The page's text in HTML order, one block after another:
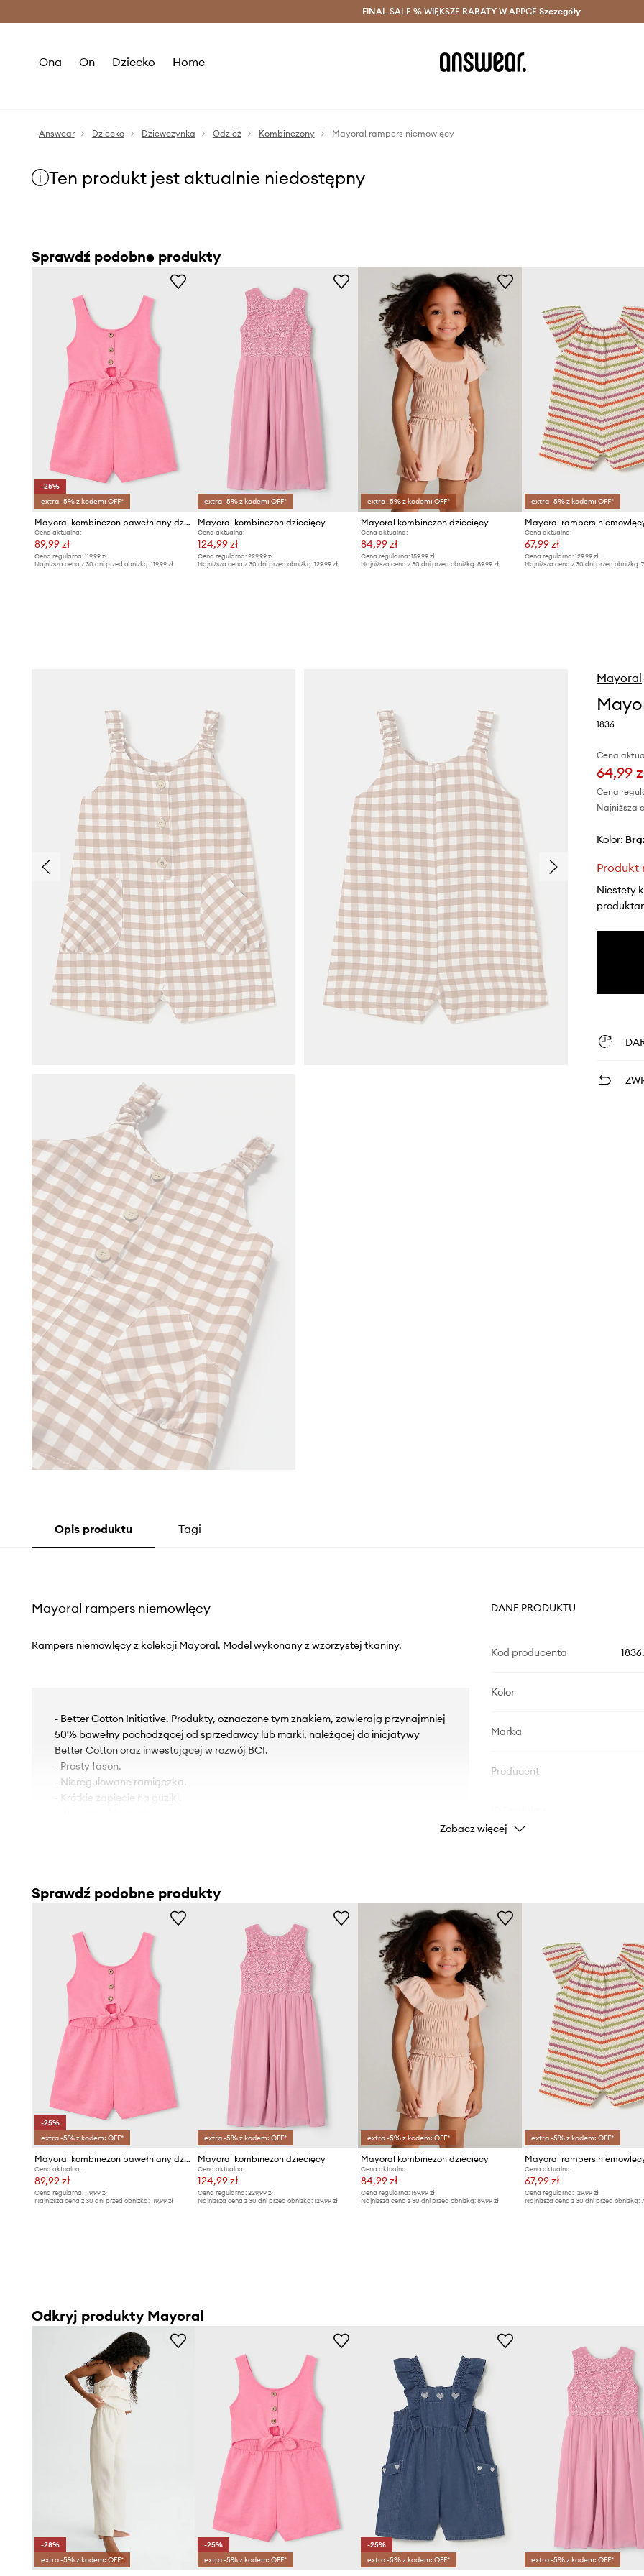
Oszczędzaj z Answear Club > Dostawa nawet w 24h >
FINAL SALE % WIĘKSZE RABATY W APPCE Szczegóły
Ona On Dziecko Home
Answear Dziecko Dziewczynka Odzież Kombinezony Mayoral rampers niemowlęcy
Ten produkt jest aktualnie niedostępny
Sprawdź podobne produkty
-25%
extra -5% z kodem: OFF*
Mayoral kombinezon bawełniany dziecięcy
Cena aktualna:
89,99 zł
Cena regularna: 119,99 zł
Najniższa cena z 30 dni przed obniżką: 119,99 zł
extra -5% z kodem: OFF*
Mayoral kombinezon dziecięcy
Cena aktualna:
124,99 zł
Cena regularna:229,99 zł
Najniższa cena z 30 dni przed obniżką:129,99 zł
extra -5% z kodem: OFF*
Mayoral kombinezon dziecięcy
Cena aktualna:
84,99 zł
Cena regularna: 159,99 zł
Najniższa cena z 30 dni przed obniżką: 89,99 zł
extra -5% z kodem: OFF*
Mayoral rampers
Cena aktualna:
67,99 zł
Cena regularna: 129,99 zł
Najniższa cena z 30 dni przed obniżką:
Mayoral
1836
Cena
64,99
Cena
Najniższa
Kolor:
Produkt
Niestety
Opis produktu Tagi
Mayoral rampers niemowlęcy
Rampers niemowlęcy z kolekcji Mayoral. Model wykonany z wzorzystej tkaniny.
- Better Cotton Initiative. Produkty, oznaczone tym znakiem, zawierają przynajmniej
50% bawełny pochodzącej od sprzedawcy lub marki, należącej do inicjatywy
Better Cotton oraz inwestującej w rozwój BCI.
- Prosty fason.
- Nieregulowane ramiączka.
- Krótkie zapięcie na guziki.
DANE PRODUKTU
Kod producenta
Kolor
Marka
Producent
Zobacz więcej
Sprawdź podobne produkty
-25%
extra -5% z kodem: OFF*
Mayoral kombinezon bawełniany dziecięcy
Cena aktualna:
89,99 zł
Cena regularna: 119,99 zł
Najniższa cena z 30 dni przed obniżką: 119,99 zł
extra -5% z kodem: OFF*
Mayoral kombinezon dziecięcy
Cena aktualna:
124,99 zł
Cena regularna:229,99 zł
Najniższa cena z 30 dni przed obniżką:129,99 zł
extra -5% z kodem: OFF*
Mayoral kombinezon dziecięcy
Cena aktualna:
84,99 zł
Cena regularna: 159,99 zł
Najniższa cena z 30 dni przed obniżką: 89,99 zł
extra -5% z kodem: OFF*
Mayoral rampers
Cena aktualna:
67,99 zł
Cena regularna: 129,99 zł
Najniższa cena z 30 dni przed obniżką:
Odkryj produkty Mayoral
-28%
extra -5% z kodem: OFF*
-25%
extra -5% z kodem: OFF*
-25%
extra -5% z kodem: OFF*
extra -5% z kodem: OFF*